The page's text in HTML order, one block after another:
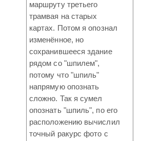
маршруту третьего
трамвая на старых
картах. Потом я опознал
изменённое, но
сохранившееся здание
рядом со "шпилем",
потому что "шпиль"
напрямую опознать
сложно. Так я сумел
опознать "шпиль", по его
расположению вычислил
точный ракурс фото с